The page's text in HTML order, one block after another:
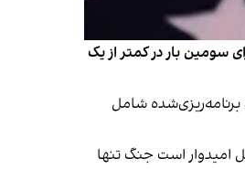
سومین بار در کمتر از یک
برنامه‌ریزی‌شده شامل
امیدوار است جنگ تنها